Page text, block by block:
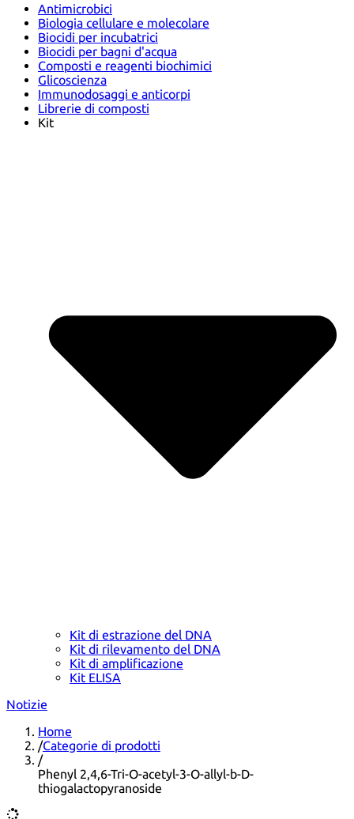
Antimicrobici
Biologia cellulare e molecolare
Biocidi per incubatrici
Biocidi per bagni d'acqua
Composti e reagenti biochimici
Glicoscienza
Immunodosaggi e anticorpi
Librerie di composti
Kit
Kit di estrazione del DNA
Kit di rilevamento del DNA
Kit di amplificazione
Kit ELISA
Notizie
Home
/Categorie di prodotti
/
Phenyl 2,4,6-Tri-O-acetyl-3-O-allyl-b-D-
thiogalactopyranoside